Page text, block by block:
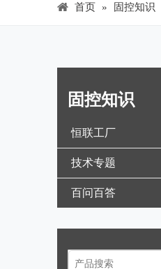
首页 » 固控知识
固控知识
恒联工厂
技术专题
百问百答